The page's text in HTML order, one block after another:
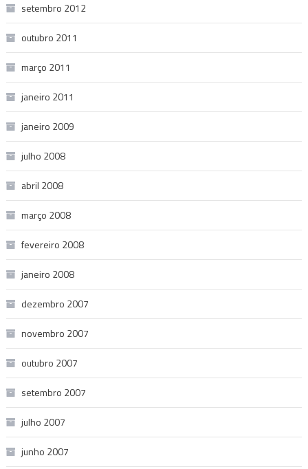
setembro 2012
outubro 2011
março 2011
janeiro 2011
janeiro 2009
julho 2008
abril 2008
março 2008
fevereiro 2008
janeiro 2008
dezembro 2007
novembro 2007
outubro 2007
setembro 2007
julho 2007
junho 2007